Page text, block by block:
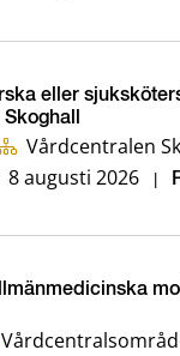
eller
Vårdcentralen
8 augusti 2026